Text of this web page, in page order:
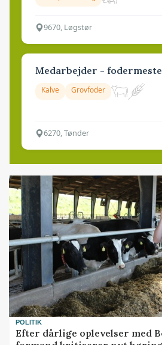
9670, Løgstør
Medarbejder -
Kalve Grovfoder
6270, Tønder
POLITIK
Efter dårlige oplevelser med